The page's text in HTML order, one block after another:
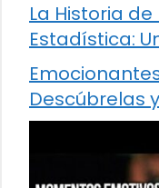
La Historia
Estadística:
Descúbrelas